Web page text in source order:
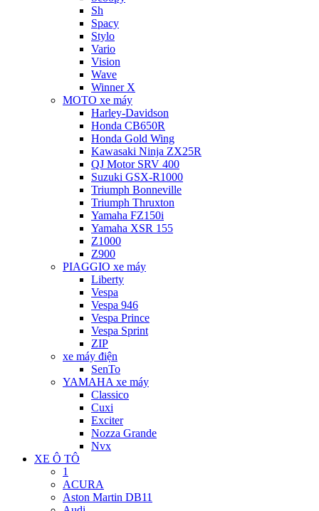
Sh
Spacy
Stylo
Vario
Vision
Wave
Winner X
MOTO xe máy
Harley-Davidson
Honda CB650R
Honda Gold Wing
Kawasaki Ninja ZX25R
QJ Motor SRV 400
Suzuki GSX-R1000
Triumph Bonneville
Triumph Thruxton
Yamaha FZ150i
Yamaha XSR 155
Z1000
Z900
PIAGGIO xe máy
Liberty
Vespa
Vespa 946
Vespa Prince
Vespa Sprint
ZIP
xe máy điện
SenTo
YAMAHA xe máy
Classico
Cuxi
Exciter
Nozza Grande
Nvx
XE Ô TÔ
1
ACURA
Aston Martin DB11